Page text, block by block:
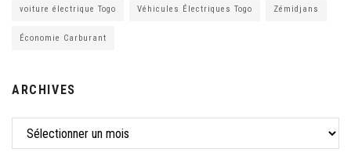
voiture électrique Togo Véhicules Électriques Togo Zémidjans
Économie Carburant
ARCHIVES